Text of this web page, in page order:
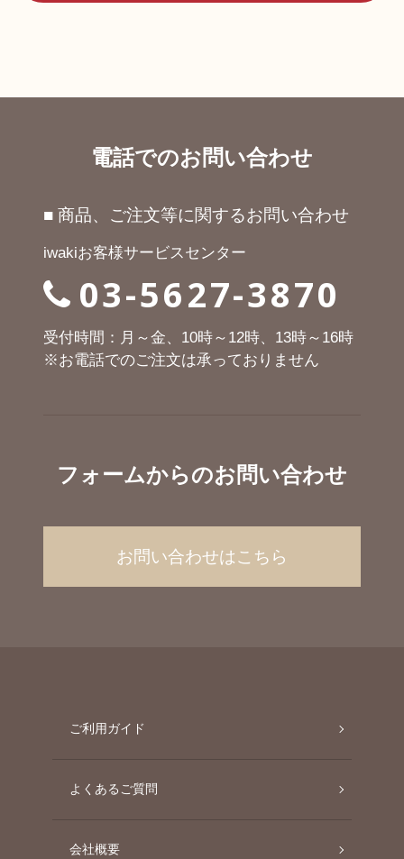
電話でのお問い合わせ
■ 商品、ご注文等に関するお問い合わせ
iwakiお客様サービスセンター
03-5627-3870
受付時間：月～金、10時～12時、13時～16時
※お電話でのご注文は承っておりません
フォームからのお問い合わせ
お問い合わせはこちら
ご利用ガイド
よくあるご質問
会社概要